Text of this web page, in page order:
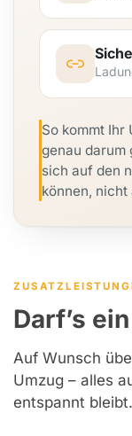
So kommt Ihr
genau darum
sich auf den
können,
Darf’s
Auf Wunsch
Umzug – alles
entspannt bleibt.